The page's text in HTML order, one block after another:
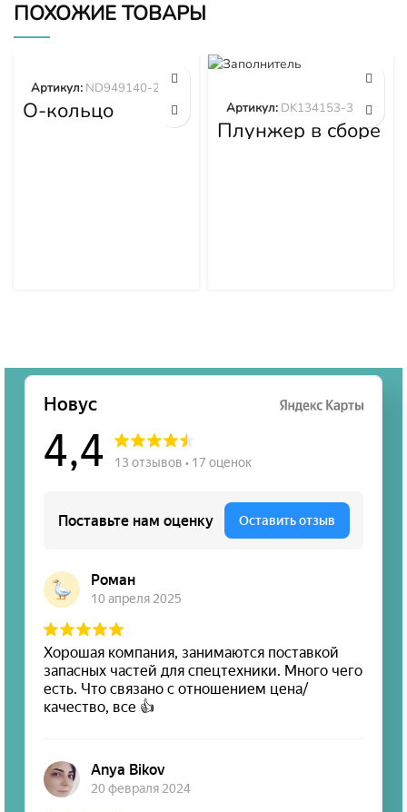
ПОХОЖИЕ ТОВАРЫ
О-кольцо
ND949140-2570
Артикул: ND949140-2570
Плунжер в сборе
DK134153-3520
Артикул: DK134153-3520